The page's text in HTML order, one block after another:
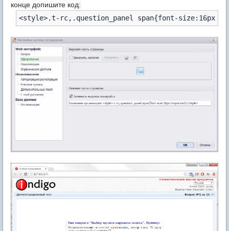
конце допишите код:
<style>.t-rc,.question_panel span{font-size:16px